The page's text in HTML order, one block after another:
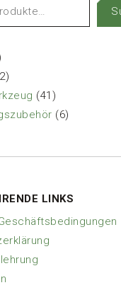
32
Produkte
41 41
Produkte
66
LINKS